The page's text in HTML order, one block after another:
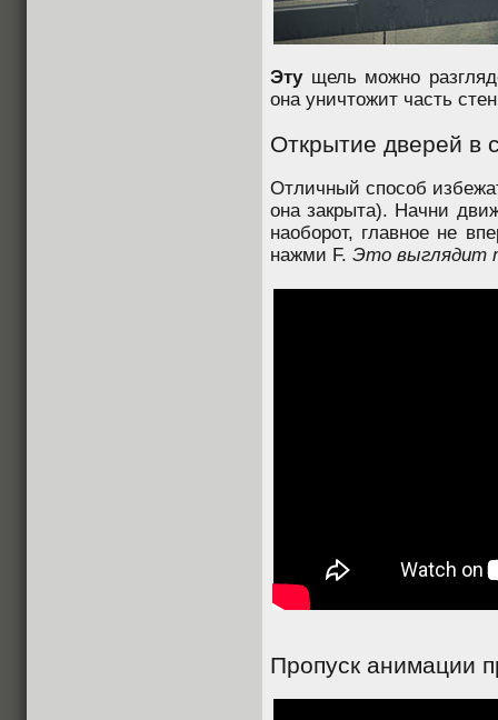
Этущель можно
она уничтожит часть
Открытие дверей в
Отличный способ
она закрыта). Начни
наоборот, главное не
нажми F. Это выглядит
Пропуск анимации